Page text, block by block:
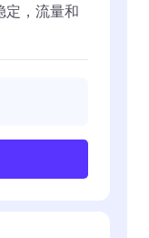
定，流量和